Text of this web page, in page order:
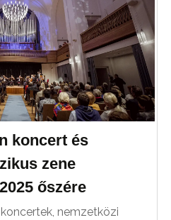
koncert és
zene
őszére
nemzetközi